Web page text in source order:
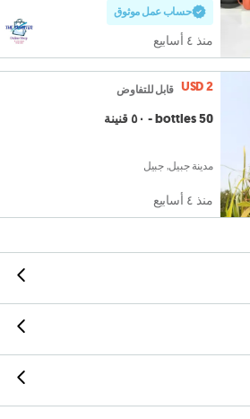
حساب عمل موثوق
منذ ٤ أسابيع
USD 2 قابل للتفاوض
50 bottles - ٥٠ قنينة
مدينة جبيل, جبيل
منذ ٤ أسابيع